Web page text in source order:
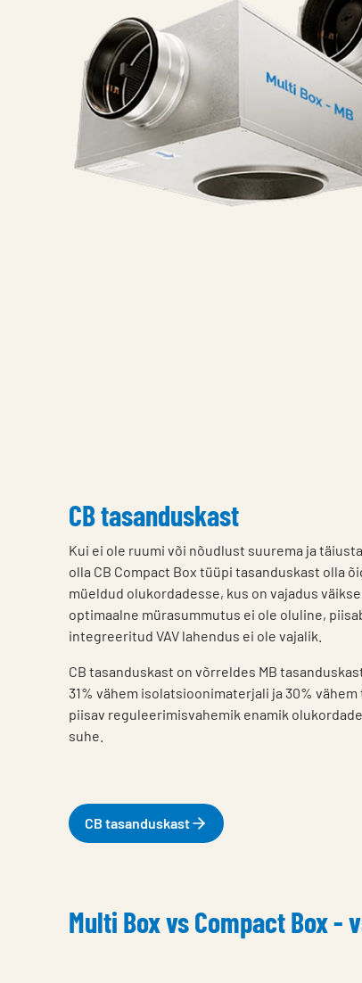
CB tasanduskast
Kui ei ole ruumi või nõudlust suurema ja
olla CB Compact Box tüüpi tasanduskast olla
müeldud olukordadesse, kus on vajadus
optimaalne mürasummutus ei ole oluline,
integreeritud VAV lahendus ei ole vajalik.
CB tasanduskast on võrreldes MB
31% vähem isolatsioonimaterjali ja 30%
piisav reguleerimisvahemik enamik
suhe.
CB tasanduskast
Multi Box vs Compact Box